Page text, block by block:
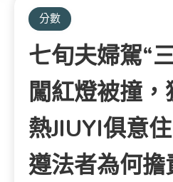
分數
七旬夫婦駕“
闖紅燈被撞，
熱JIUYI俱意
遵法者為何擔